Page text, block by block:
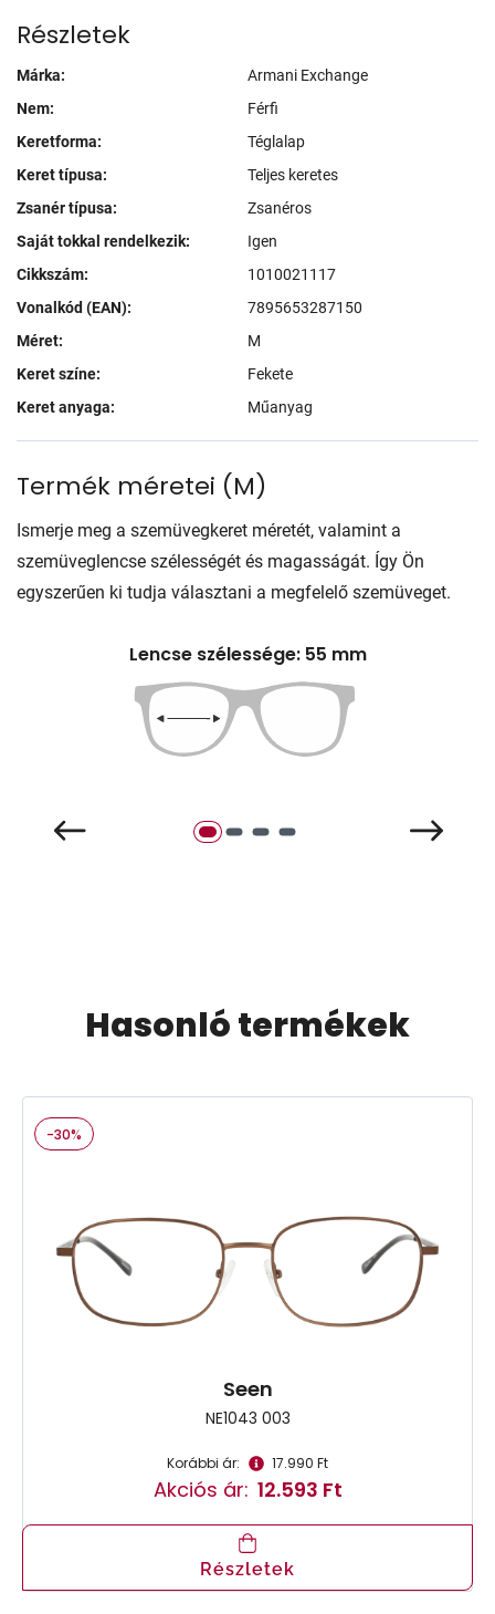
Részletek
Márka:
Armani Exchange
Nem:
Férfi
Keretforma:
Téglalap
Keret típusa:
Teljes keretes
Zsanér típusa:
Zsanéros
Saját tokkal rendelkezik:
Igen
Cikkszám:
1010021117
Vonalkód (EAN):
7895653287150
Méret:
M
Keret színe:
Fekete
Keret anyaga:
Műanyag
Termék méretei (M)
Ismerje meg a szemüvegkeret méretét, valamint a
szemüveglencse szélességét és magasságát. Így Ön
egyszerűen ki tudja választani a megfelelő szemüveget.
Lencse szélessége: 55 mm
Hasonló termékek
-30%
Seen
NE1043 003
Korábbi ár: 17.990 Ft
Akciós ár: 12.593 Ft
Részletek